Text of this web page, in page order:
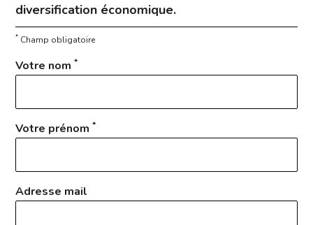
diversification économique.
* Champ obligatoire
Votre nom*
Votre prénom*
Adresse mail